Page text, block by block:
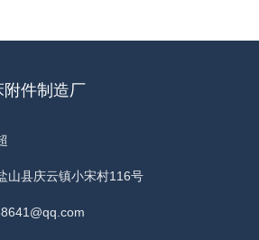
件制造厂
山县庆云镇小宋村116号